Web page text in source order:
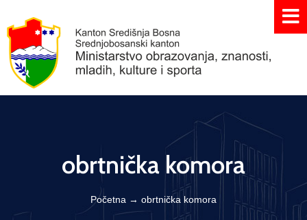
obrtnička komora
Početna → obrtnička komora